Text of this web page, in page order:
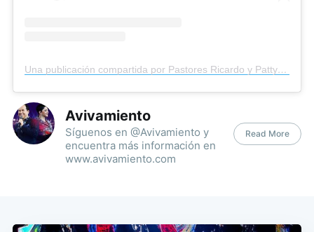
Una publicación compartida por Pastores Ricardo y Patty Rodríguez (@avivamiento)
Avivamiento
Síguenos en @Avivamiento y
encuentra más información en
www.avivamiento.com
Read More